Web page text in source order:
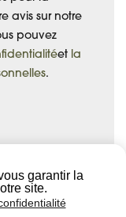
garantir la
site.
avis sur notre
pouvez
et la
.